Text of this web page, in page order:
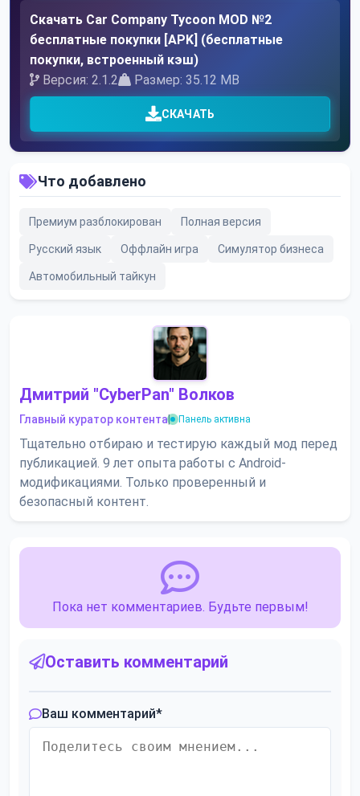
Скачать Car Company Tycoon MOD №2
бесплатные покупки [APK] (бесплатные
покупки, встроенный кэш)
Версия: 2.1.2
Размер: 35.12 MB
СКАЧАТЬ
Что добавлено
Премиум разблокирован Полная версия
Русский язык Оффлайн игра Симулятор бизнеса
Автомобильный тайкун
Дмитрий "CyberPan" Волков
Главный куратор контента| Панель активна
Тщательно отбираю и тестирую каждый мод перед
публикацией. 9 лет опыта работы с Android-
модификациями. Только проверенный и
безопасный контент.
Пока нет комментариев. Будьте первым!
Оставить комментарий
Ваш комментарий*